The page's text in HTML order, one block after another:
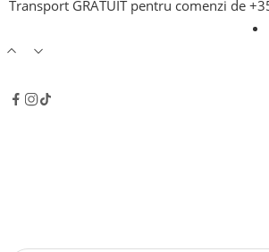
Transport GRATUIT pentru comenzi de